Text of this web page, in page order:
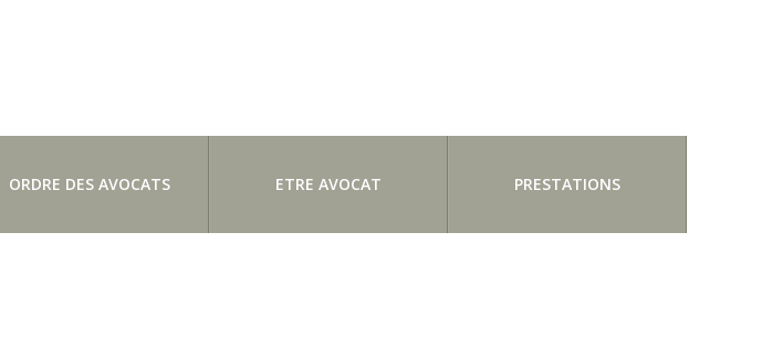
ORDRE DES AVOCATS ETRE AVOCAT PRESTATIONS